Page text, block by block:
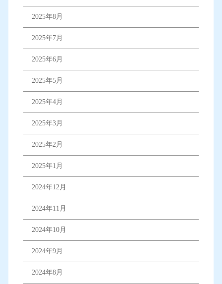
2025年8月
2025年7月
2025年6月
2025年5月
2025年4月
2025年3月
2025年2月
2025年1月
2024年12月
2024年11月
2024年10月
2024年9月
2024年8月